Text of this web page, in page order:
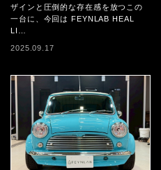
ザインと圧倒的な存在感を放つこの
一台に、今回は FEYNLAB HEAL
LI…
2025.09.17